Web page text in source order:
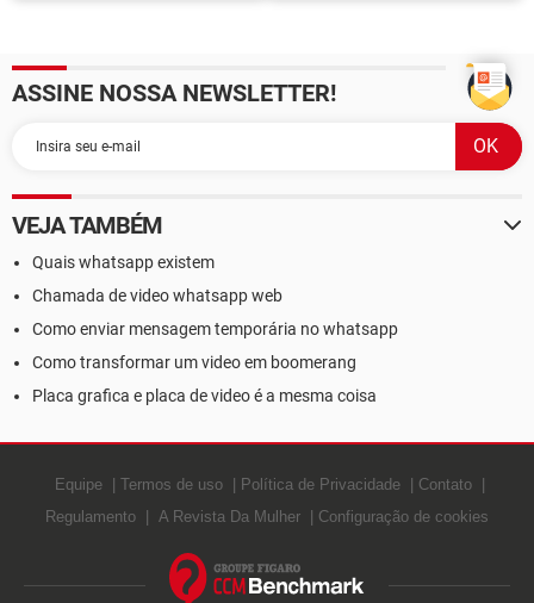
ASSINE NOSSA NEWSLETTER!
VEJA TAMBÉM
Quais whatsapp existem
Chamada de video whatsapp web
Como enviar mensagem temporária no whatsapp
Como transformar um video em boomerang
Placa grafica e placa de video é a mesma coisa
Equipe Termos de uso Política de Privacidade
Contato
Regulamento
A Revista Da Mulher Configuração de cookies